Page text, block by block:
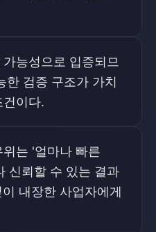
능성으로 입증되므
한 검증 구조가 가치
이다.
는 '얼마나 빠른
신뢰할 수 있는 결과
내장한 사업자에게